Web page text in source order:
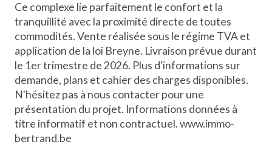
Ce complexe lie parfaitement le confort et la
tranquillité avec la proximité directe de toutes
commodités. Vente réalisée sous le régime TVA et
application de la loi Breyne. Livraison prévue durant
le 1er trimestre de 2026. Plus d'informations sur
demande, plans et cahier des charges disponibles.
N'hésitez pas à nous contacter pour une
présentation du projet. Informations données à
titre informatif et non contractuel. www.immo-
bertrand.be